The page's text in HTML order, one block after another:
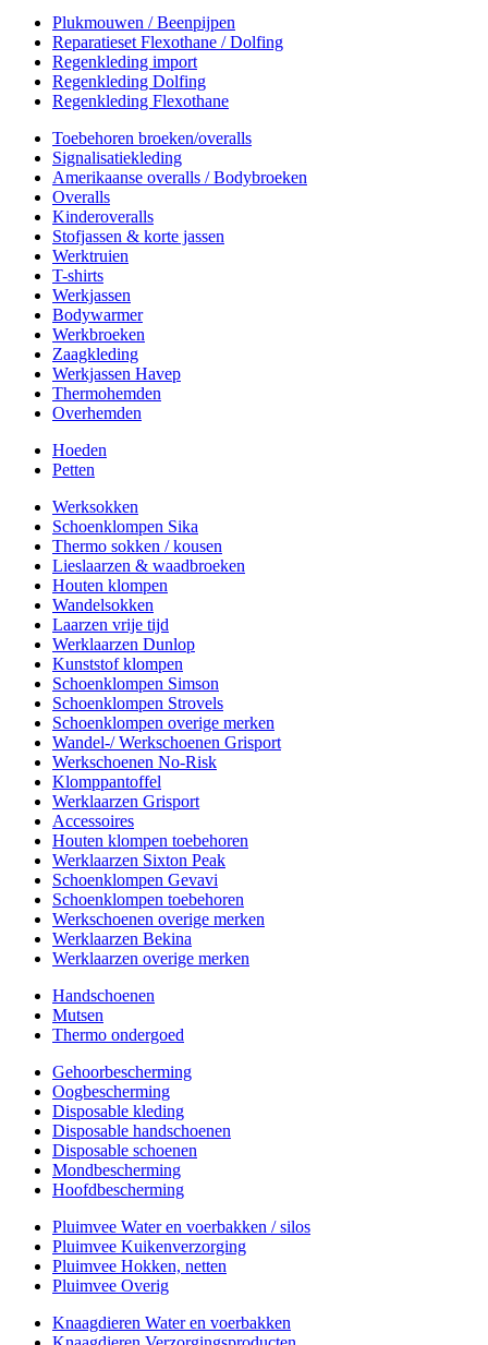
Plukmouwen / Beenpijpen
Reparatieset Flexothane / Dolfing
Regenkleding import
Regenkleding Dolfing
Regenkleding Flexothane
Toebehoren broeken/overalls
Signalisatiekleding
Amerikaanse overalls / Bodybroeken
Overalls
Kinderoveralls
Stofjassen & korte jassen
Werktruien
T-shirts
Werkjassen
Bodywarmer
Werkbroeken
Zaagkleding
Werkjassen Havep
Thermohemden
Overhemden
Hoeden
Petten
Werksokken
Schoenklompen Sika
Thermo sokken / kousen
Lieslaarzen & waadbroeken
Houten klompen
Wandelsokken
Laarzen vrije tijd
Werklaarzen Dunlop
Kunststof klompen
Schoenklompen Simson
Schoenklompen Strovels
Schoenklompen overige merken
Wandel-/ Werkschoenen Grisport
Werkschoenen No-Risk
Klomppantoffel
Werklaarzen Grisport
Accessoires
Houten klompen toebehoren
Werklaarzen Sixton Peak
Schoenklompen Gevavi
Schoenklompen toebehoren
Werkschoenen overige merken
Werklaarzen Bekina
Werklaarzen overige merken
Handschoenen
Mutsen
Thermo ondergoed
Gehoorbescherming
Oogbescherming
Disposable kleding
Disposable handschoenen
Disposable schoenen
Mondbescherming
Hoofdbescherming
Pluimvee Water en voerbakken / silos
Pluimvee Kuikenverzorging
Pluimvee Hokken, netten
Pluimvee Overig
Knaagdieren Water en voerbakken